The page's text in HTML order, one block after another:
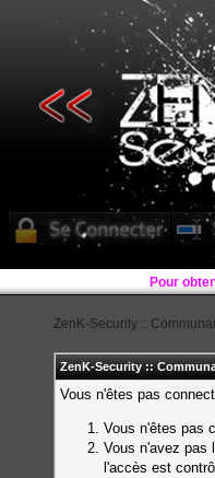
Pour
ZenK-Security ::
ZenK-Security ::
Vous n'êtes pas
Vous n'êtes pas
Vous n'avez pas
l'accès est